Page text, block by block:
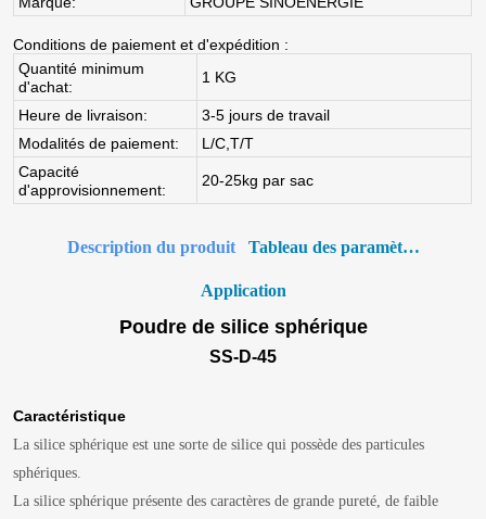
Description du produit Tableau des paramètres
Application
Poudre de silice sphérique
SS-D-45
Caractéristique
La silice sphérique est une sorte de silice qui possède des particules
sphériques.
La silice sphérique présente des caractères de grande pureté, de faible